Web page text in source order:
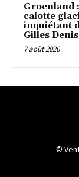
Groenland
calotte
inquiétant
Gilles Denis
7 août 2026
©